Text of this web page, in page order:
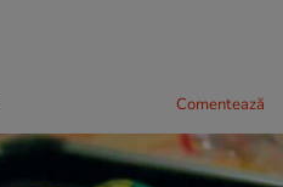
Comentează